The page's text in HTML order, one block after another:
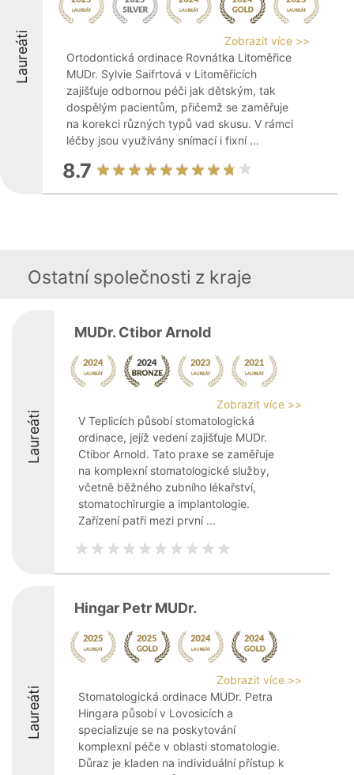
Laureáti
Zobrazit více >>
Ortodontická ordinace Rovnátka Litoměřice
MUDr. Sylvie Saifrtová v Litoměřicích
zajišťuje odbornou péči jak dětským, tak
dospělým pacientům, přičemž se zaměřuje
na korekci různých typů vad skusu. V rámci
léčby jsou využívány snímací i fixní ...
8.7
Ostatní společnosti z kraje
Laureáti
MUDr. Ctibor Arnold
Zobrazit více >>
V Teplicích působí stomatologická
ordinace, jejíž vedení zajišťuje MUDr.
Ctibor Arnold. Tato praxe se zaměřuje
na komplexní stomatologické služby,
včetně běžného zubního lékařství,
stomatochirurgie a implantologie.
Zařízení patří mezi první ...
Laureáti
Hingar Petr MUDr.
Zobrazit více >>
Stomatologická ordinace MUDr. Petra
Hingara působí v Lovosicích a
specializuje se na poskytování
komplexní péče v oblasti stomatologie.
Důraz je kladen na individuální přístup k